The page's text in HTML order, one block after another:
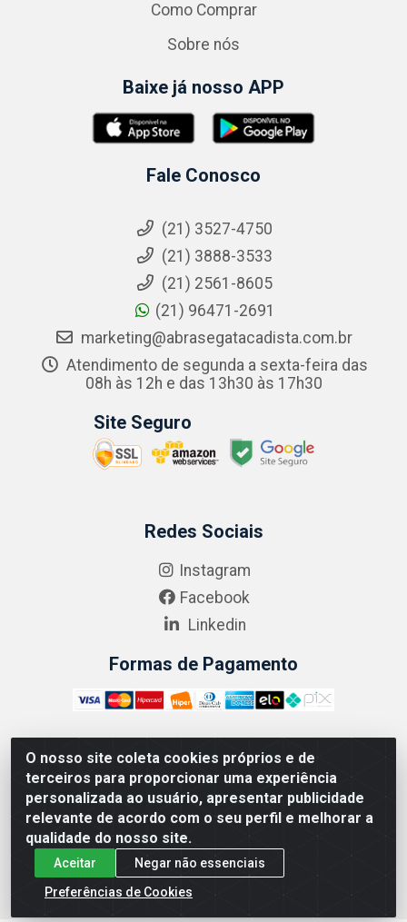
O nosso site coleta cookies próprios e de
terceiros para proporcionar uma experiência
personalizada ao usuário, apresentar publicidade
relevante de acordo com o seu perfil e melhorar a
qualidade do nosso site.
Aceitar
Negar não essenciais
Preferências de Cookies
Como Comprar
Sobre nós
Baixe já nosso APP
Fale Conosco
(21) 3527-4750
(21) 3888-3533
(21) 2561-8605
(21) 96471-2691
marketing@abrasegatacadista.com.br
Atendimento de segunda a sexta-feira das
08h às 12h e das 13h30 às 17h30
Site Seguro
Redes Sociais
Instagram
Facebook
Linkedin
Formas de Pagamento
ABRASEG COMÉRCIO ATACADISTA LTDA - CNPJ:
10.894.768/0001-00 - Avenida Lobo Júnior, 1045 -
Penha Circular - Rio de Janeiro - RJ - CEP 21020-124